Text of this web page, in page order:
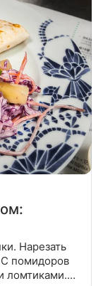
Нарезать
С помидоров
ломтиками.